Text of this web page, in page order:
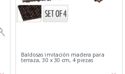
Baldosas imitación madera para
terraza, 30 x 30 cm, 4 piezas